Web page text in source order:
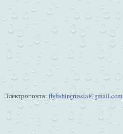
Электропочта: flyfishingrussia@gmail.com